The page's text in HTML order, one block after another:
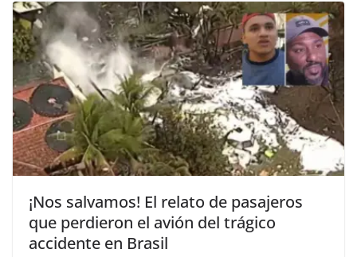
¡Nos salvamos! El relato de pasajeros
que perdieron el avión del trágico
accidente en Brasil